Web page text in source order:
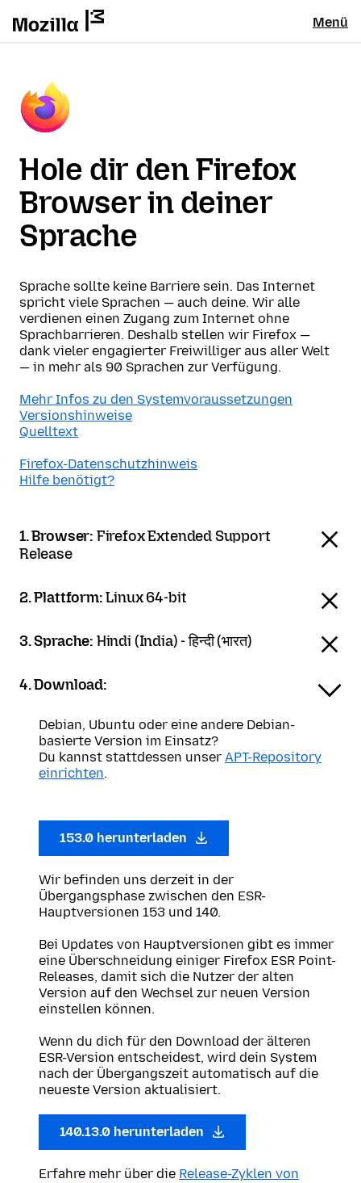
Menü
Hole dir den Firefox
Browser in deiner
Sprache
Sprache sollte keine Barriere sein. Das Internet
spricht viele Sprachen — auch deine. Wir alle
verdienen einen Zugang zum Internet ohne
Sprachbarrieren. Deshalb stellen wir Firefox —
dank vieler engagierter Freiwilliger aus aller Welt
— in mehr als 90 Sprachen zur Verfügung.
Mehr Infos zu den Systemvoraussetzungen
Versionshinweise
Quelltext
Firefox-Datenschutzhinweis
Hilfe benötigt?
1. Browser: Firefox Extended Support
Release
2. Plattform:Linux 64-bit
3. Sprache: Hindi (India) - हिन्दी (भारत)
4. Download:
Debian, Ubuntu oder eine andere Debian-
basierte Version im Einsatz?
Du kannst stattdessen unser APT-Repository
einrichten.
153.0 herunterladen
Wir befinden uns derzeit in der
Übergangsphase zwischen den ESR-
Hauptversionen 153 und 140.
Bei Updates von Hauptversionen gibt es immer
eine Überschneidung einiger Firefox ESR Point-
Releases, damit sich die Nutzer der alten
Version auf den Wechsel zur neuen Version
einstellen können.
Wenn du dich für den Download der älteren
ESR-Version entscheidest, wird dein System
nach der Übergangszeit automatisch auf die
neueste Version aktualisiert.
140.13.0 herunterladen
Erfahre mehr über die Release-Zyklen von